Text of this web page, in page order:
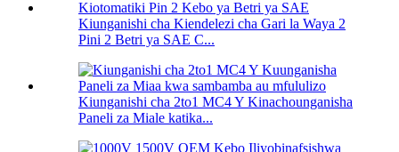
Kiunganishi cha Kiendelezi cha Gari la Waya 2
Pini 2 Betri ya SAE C...
Kiunganishi cha 2to1 MC4 Y Kinachounganisha
Paneli za Miale katika...